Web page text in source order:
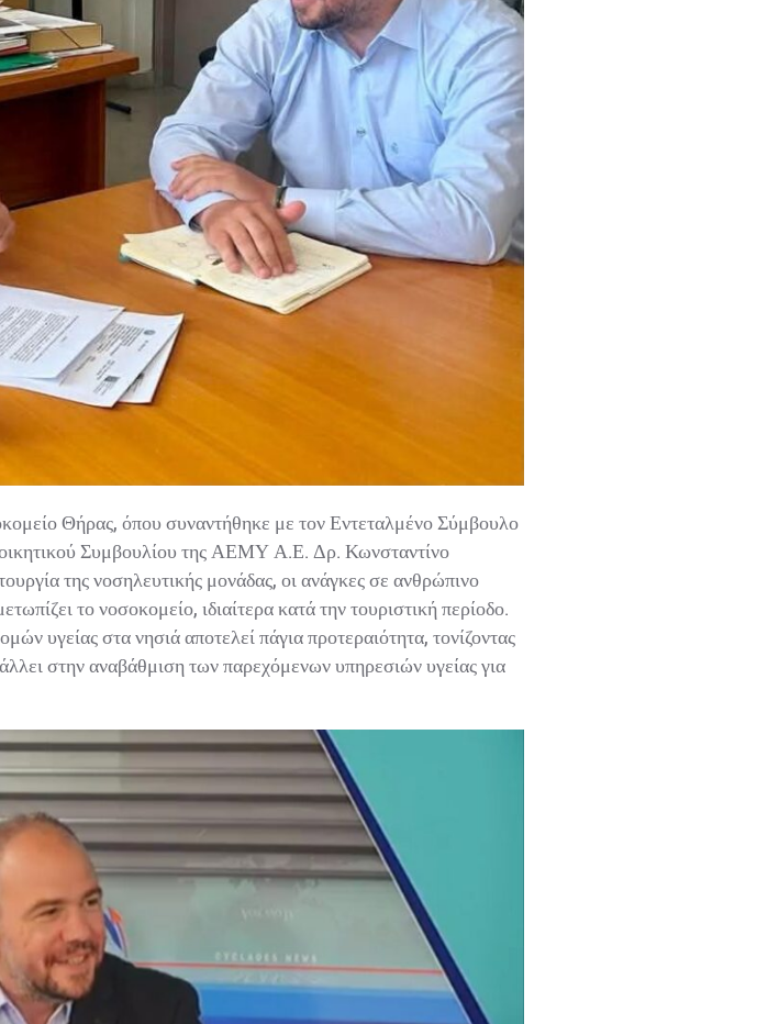
Θήρας, όπου συναντήθηκε με τον Εντεταλμένο Σύμβουλο
Συμβουλίου της ΑΕΜΥ Α.Ε. Δρ. Κωνσταντίνο
της νοσηλευτικής μονάδας, οι ανάγκες σε ανθρώπινο
το νοσοκομείο, ιδιαίτερα κατά την τουριστική περίοδο.
υγείας στα νησιά αποτελεί πάγια προτεραιότητα, τονίζοντας
στην αναβάθμιση των παρεχόμενων υπηρεσιών υγείας για